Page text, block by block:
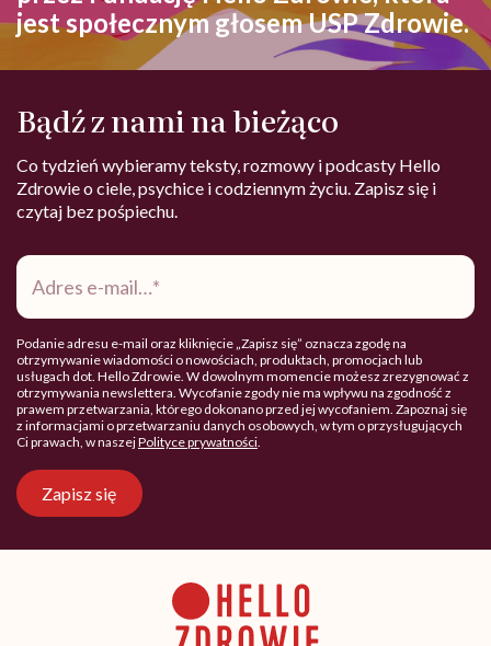
jest społecznym głosem USP Zdrowie.
Bądź z nami na bieżąco
Co tydzień wybieramy teksty, rozmowy i podcasty Hello
Zdrowie o ciele, psychice i codziennym życiu. Zapisz się i
czytaj bez pośpiechu.
Adres
mail*
Podanie adresu e-mail oraz kliknięcie „Zapisz się” oznacza zgodę na
otrzymywanie wiadomości o nowościach, produktach, promocjach lub
usługach dot. Hello Zdrowie. W dowolnym momencie możesz zrezygnować z
otrzymywania newslettera. Wycofanie zgody nie ma wpływu na zgodność z
prawem przetwarzania, którego dokonano przed jej wycofaniem. Zapoznaj się
z informacjami o przetwarzaniu danych osobowych, w tym o przysługujących
Ci prawach, w naszejPolityce prywatności.
Zapisz się